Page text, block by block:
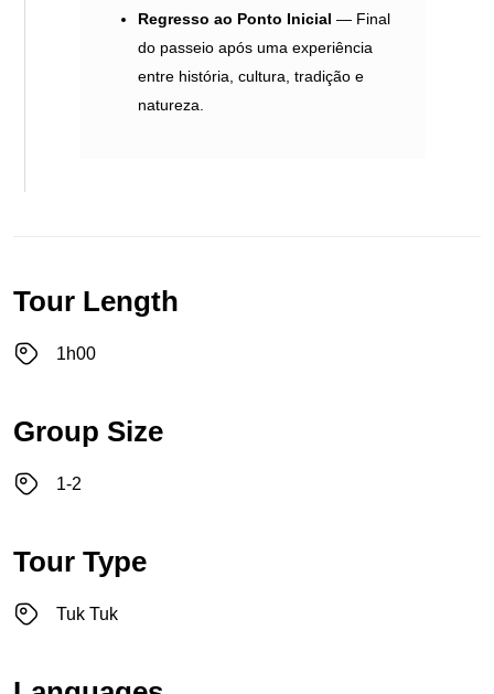
Regresso ao Ponto Inicial — Final
do passeio após uma experiência
entre história, cultura, tradição e
natureza.
Tour Length
1h00
Group Size
1-2
Tour Type
Tuk Tuk